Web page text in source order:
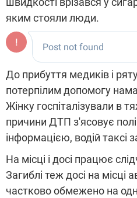
яким стояли люди.
До прибуття медиків і
потерпілим допомогу
Жінку госпіталізували в
причини ДТП з'ясовує
інформацією, водій таксі
На місці і досі працює
Загиблі теж досі на місці
частково обмежено на